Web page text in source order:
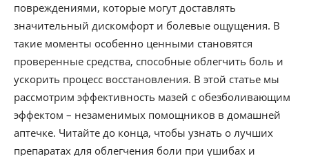
повреждениями, которые могут доставлять
значительный дискомфорт и болевые ощущения. В
такие моменты особенно ценными становятся
проверенные средства, способные облегчить боль и
ускорить процесс восстановления. В этой статье мы
рассмотрим эффективность мазей с обезболивающим
эффектом – незаменимых помощников в домашней
аптечке. Читайте до конца, чтобы узнать о лучших
препаратах для облегчения боли при ушибах и